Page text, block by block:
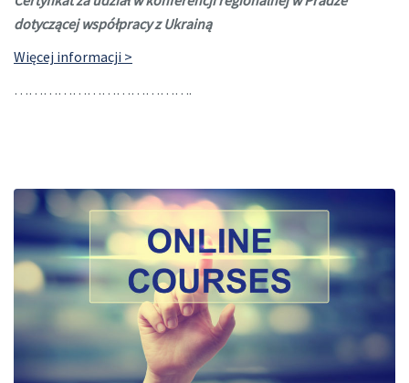
dotyczącej współpracy z Ukrainą
Więcej informacji >
……………………………….